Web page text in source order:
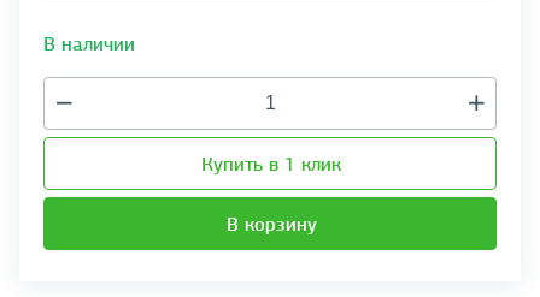
В наличии
Купить в 1 клик
В корзину